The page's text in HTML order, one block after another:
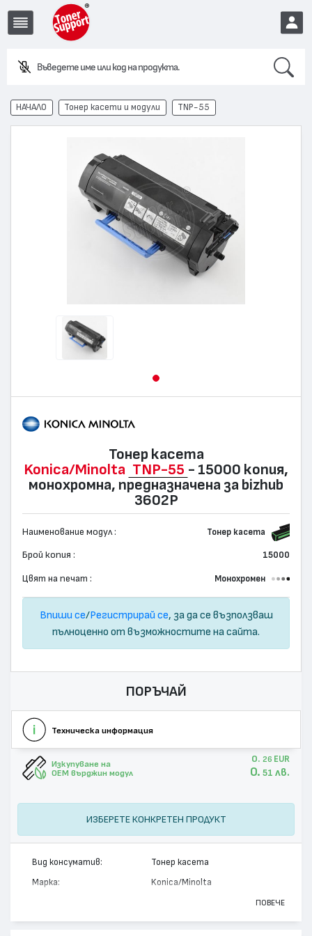
Въведете име или код на продукта.
EUR
НАЧАЛО Тонер касети и модули TNP-55
Тонер касета
Konica/Minolta TNP-55 - 15000 копия,
монохромна, предназначена за bizhub
3602P
Наименование модул : Тонер касета
Брой копия : 15000
Цвят на печат : Монохромен
Впиши се/Регистрирай се, за да се възползваш
пълноценно от възможностите на сайта.
ПОРЪЧАЙ
Техническа информация
Изкупуване на
OEM върджин модул
0. 26 EUR
0. 51 лв.
ИЗБЕРЕТЕ КОНКРЕТЕН ПРОДУКТ
Вид консуматив: Тонер касета
Марка: Konica/Minolta
Цвят: Монохромен
ПОВЕЧЕ